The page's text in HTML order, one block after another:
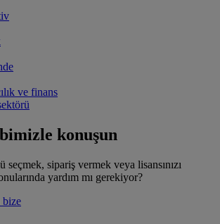
ve finans
konuşun
seçmek, sipariş vermek veya lisansınızı
yardım mı gerekiyor?
bize